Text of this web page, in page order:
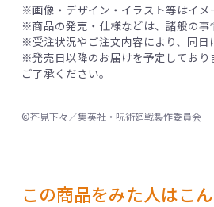
※画像・デザイン・イラスト等はイメ
※商品の発売・仕様などは、諸般の事
※受注状況やご注文内容により、同日
※発売日以降のお届けを予定しており
ご了承ください。
©芥見下々／集英社・呪術廻戦製作委員会
この商品をみた人はこ